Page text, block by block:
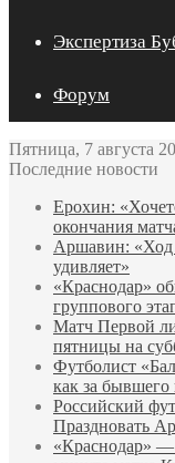
Экспертиза
Форум
Пятница, 7 августа
Последние новости
Ерохин:
окончания
Аршавин: «Ход
удивляет»
«Краснодар»
группового
Матч Первой
пятницы на
Футболист
как за бывшего
Российский
Праздновать
«Краснодар» —